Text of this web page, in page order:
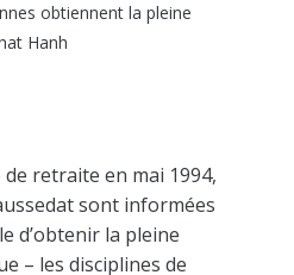
obtiennent la pleine
Hanh
retraite en mai 1994,
sont informées
d’obtenir la pleine
– les disciplines de